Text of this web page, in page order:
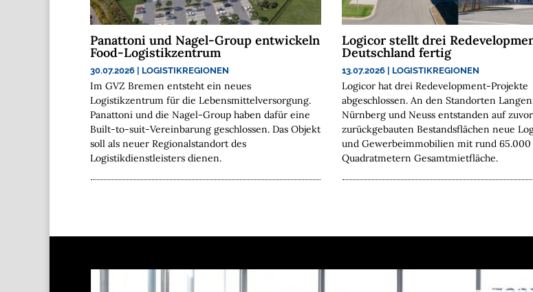
Panattoni und Nagel-Group entwickeln
Food-Logistikzentrum
30.07.2026 LOGISTIKREGIONEN
Im GVZ Bremen entsteht ein neues
Logistikzentrum für die Lebensmittelversorgung.
Panattoni und die Nagel-Group haben dafür eine
Built-to-suit-Vereinbarung geschlossen. Das Objekt
soll als neuer Regionalstandort des
Logistikdienstleisters dienen.
Logicor stellt drei
Deutschland fertig
13.07.2026 LOGISTIKREGIONEN
Logicor hat drei Redevelopment-Projekte
abgeschlossen. An den Standorten
Nürnberg und Neuss entstanden auf zuvor
zurückgebauten Bestandsflächen neue
und Gewerbeimmobilien mit rund 65.000
Quadratmetern Gesamtmietfläche.